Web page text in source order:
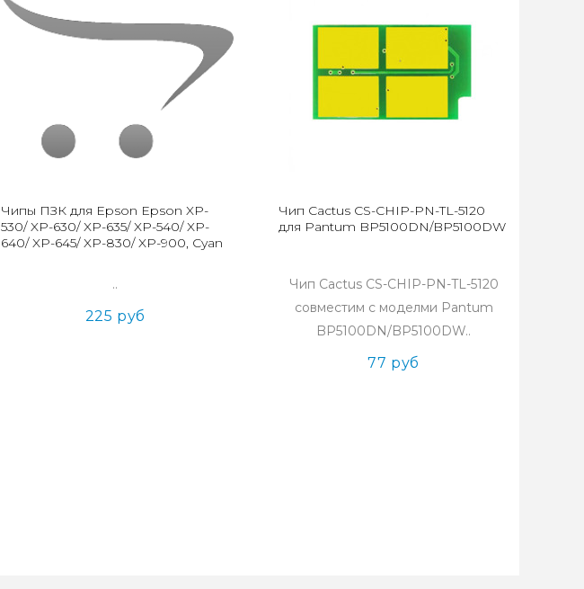
Чипы ПЗК для Epson Epson XP-
530/ XP-630/ XP-635/ XP-540/ XP-
640/ XP-645/ XP-830/ XP-900, Cyan
..
225 руб
Чип Cactus CS-CHIP-PN-TL-5120
для Pantum BP5100DN/BP5100DW
Чип Cactus CS-CHIP-PN-TL-5120
совместим с моделми Pantum
BP5100DN/BP5100DW..
77 руб